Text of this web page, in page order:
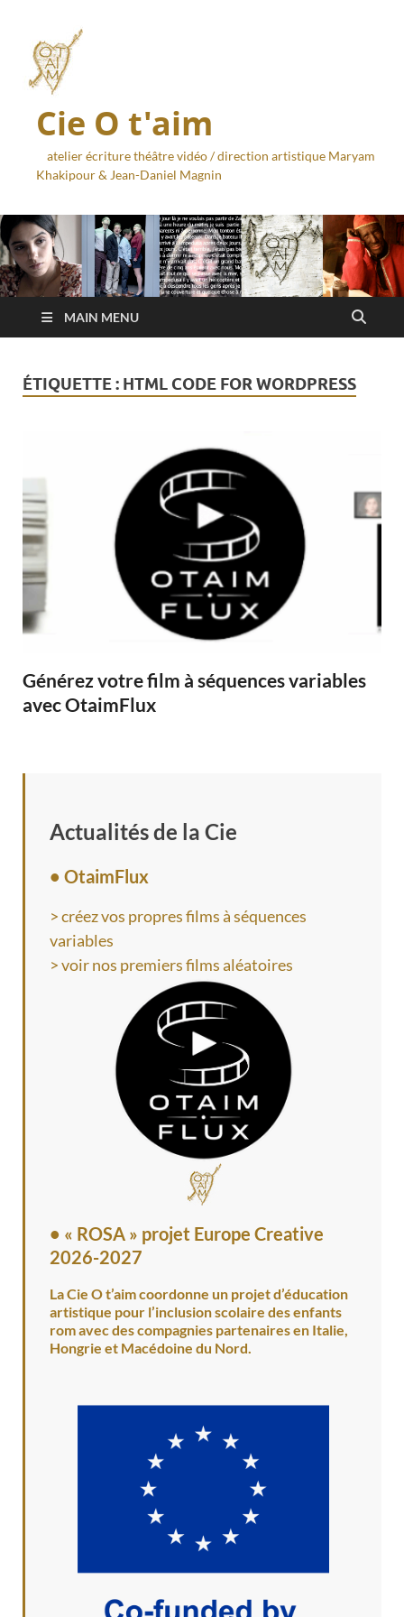
Cie O t'aim
atelier écriture théâtre vidéo / direction artistique Maryam
Khakipour & Jean-Daniel Magnin
MAIN MENU
ÉTIQUETTE : HTML CODE FOR WORDPRESS
Générez votre film à séquences variables
avec OtaimFlux
Actualités de la Cie
• OtaimFlux
> créez vos propres films à séquences
variables
> voir nos premiers films aléatoires
• « ROSA » projet Europe Creative
2026-2027
La Cie O t’aim coordonne un projet d’éducation
artistique pour l’inclusion scolaire des enfants
rom avec des compagnies partenaires en Italie,
Hongrie et Macédoine du Nord.